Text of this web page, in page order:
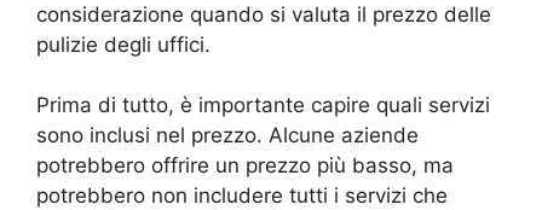
considerazione quando si valuta il prezzo delle
pulizie degli uffici.
Prima di tutto, è importante capire quali servizi
sono inclusi nel prezzo. Alcune aziende
potrebbero offrire un prezzo più basso, ma
potrebbero non includere tutti i servizi che